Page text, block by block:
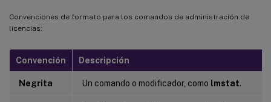
Convenciones de formato para los comandos de administración de
licencias:
Convención Descripción
Negrita Un comando o modificador, como lmstat.